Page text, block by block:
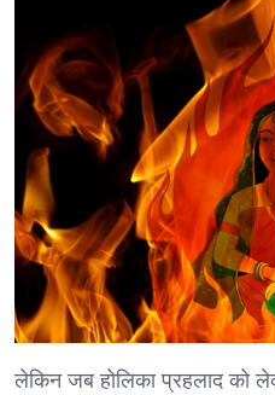
लेकिन जब होलिका प्रहलाद को